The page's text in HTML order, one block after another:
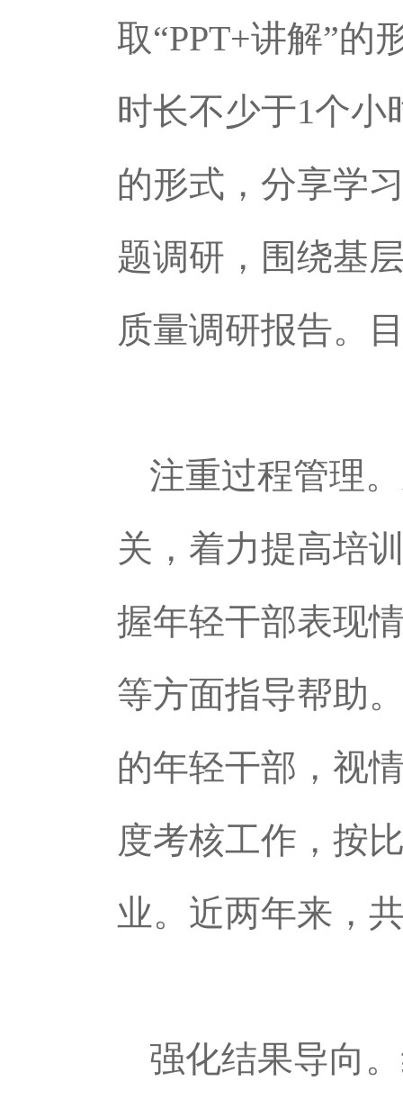
取“PPT+讲解”的
时长不少于1个
的形式，分享学
题调研，围绕基
质量调研报告。
注重过程管理。
关，着力提高培
握年轻干部表现
等方面指导帮助
的年轻干部，视
度考核工作，按
业。近两年来，
强化结果导向。